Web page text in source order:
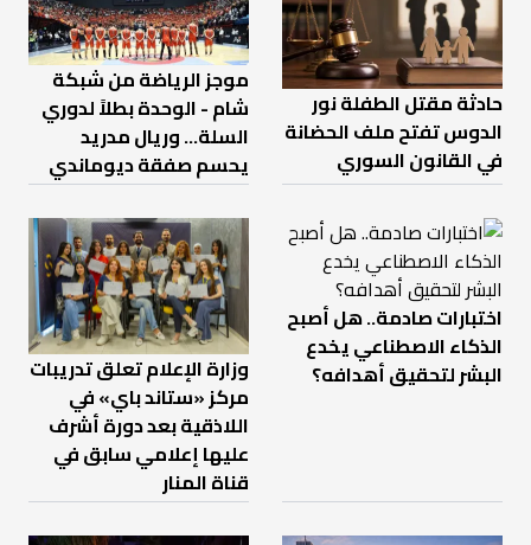
حادثة مقتل الطفلة نور
الدوس تفتح ملف الحضانة
في القانون السوري
موجز الرياضة من شبكة
شام - الوحدة بطلاً لدوري
السلة... وريال مدريد
يحسم صفقة ديوماندي
اختبارات صادمة.. هل أصبح
الذكاء الاصطناعي يخدع
البشر لتحقيق أهدافه؟
وزارة الإعلام تعلق تدريبات
مركز «ستاند باي» في
اللاذقية بعد دورة أشرف
عليها إعلامي سابق في
قناة المنار